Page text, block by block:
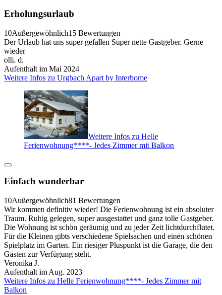
Erholungsurlaub
10Außergewöhnlich15 Bewertungen
Der Urlaub hat uns super gefallen Super nette Gastgeber. Gerne
wieder
olli. d.
Aufenthalt im Mai 2024
Weitere Infos zu Urgbach Apart by Interhome
Weitere Infos zu Helle
Ferienwohnung****- Jedes Zimmer mit Balkon
Einfach wunderbar
10Außergewöhnlich81 Bewertungen
Wir kommen definitiv wieder! Die Ferienwohnung ist ein absoluter
Traum. Ruhig gelegen, super ausgestattet und ganz tolle Gastgeber.
Die Wohnung ist schön geräumig und zu jeder Zeit lichtdurchflutet.
Für die Kleinen gibts verschiedene Spielsachen und einen schönen
Spielplatz im Garten. Ein riesiger Pluspunkt ist die Garage, die den
Gästen zur Verfügung steht.
Veronika J.
Aufenthalt im Aug. 2023
Weitere Infos zu Helle Ferienwohnung****- Jedes Zimmer mit
Balkon